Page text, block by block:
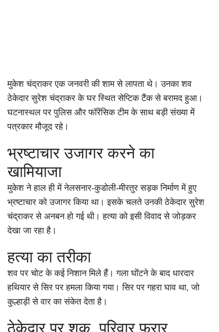
मुकेश चंद्राकर एक जनवरी की शाम से लापता थे। उनका शव
ठेकेदार सुरेश चंद्राकर के घर स्थित सेप्टिक टैंक से बरामद हुआ।
घटनास्थल पर पुलिस और फॉरेंसिक टीम के साथ बड़ी संख्या में
पत्रकार मौजूद रहे।
भ्रष्टाचार उजागर करने का
खामियाजा
मुकेश ने हाल ही में नेलसनार-कुडोली-मीरतुर सड़क निर्माण में हुए
भ्रष्टाचार को उजागर किया था। इसके चलते उनकी ठेकेदार सुरेश
चंद्राकर से अनबन हो गई थी। हत्या को इसी विवाद से जोड़कर
देखा जा रहा है।
हत्या का तरीका
शव पर चोट के कई निशान मिले हैं। गला घोंटने के बाद धारदार
हथियार से सिर पर हमला किया गया। सिर पर गहरा घाव था, जो
कुल्हाड़ी से वार का संकेत देता है।
ठेकेदार पर शक, परिवार फरार